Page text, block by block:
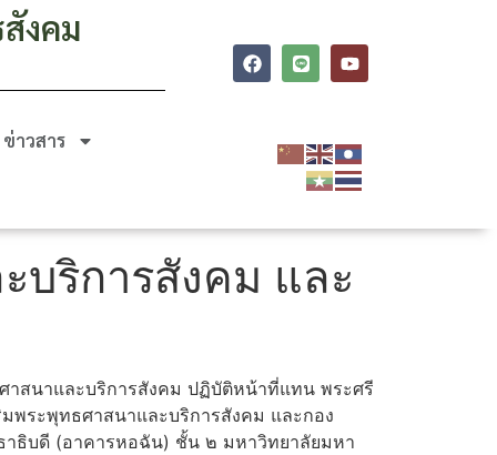
งคม
ข่าวสาร
บริการสังคม และ
สนาและบริการสังคม ปฏิบัติหน้าที่แทน พระศรี
พระพุทธศาสนาและบริการสังคม และกอง
ธิบดี (อาคารหอฉัน) ชั้น ๒ มหาวิทยาลัยมหา